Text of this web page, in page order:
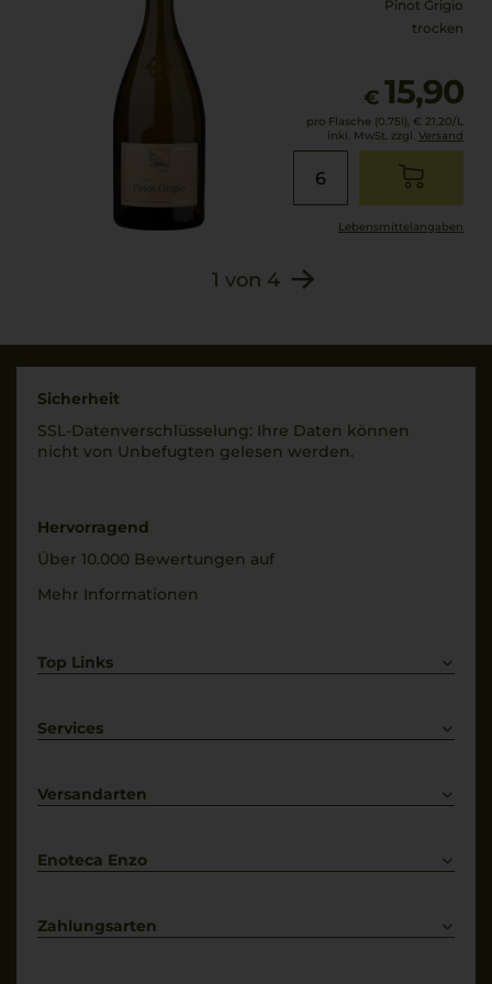
Lagerpotential
t, Konservierungsstoffe:
Säureregulatoren:
Stabilisatoren: Gummi
arabicum; Stickstoff
Schutzatmosphäre
abgefüllt.
Pinot Grigio
trocken
€ 15,90
pro Flasche (0.75l), € 21,20/L
inkl. MwSt. zzgl. Versand
Lebensmittel­angaben
1 von 4
Sicherheit
SSL-Daten­verschlüs­selung: Ihre Daten können
nicht von Unbe­fugten gelesen werden.
Hervorragend
Über 10.000 Bewertungen auf
Mehr Informationen
Top Links
Weißwein
Services
Kontakt
Versandarten
Enoteca Enzo
Bewertungs-Richtlinien
Zahlungsarten